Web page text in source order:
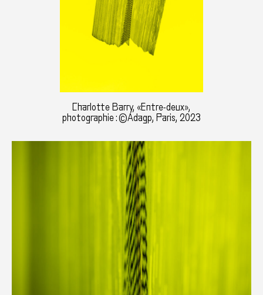
Charlotte Barry, «Entre-deux»,
photographie : ©Adagp, Paris, 2023